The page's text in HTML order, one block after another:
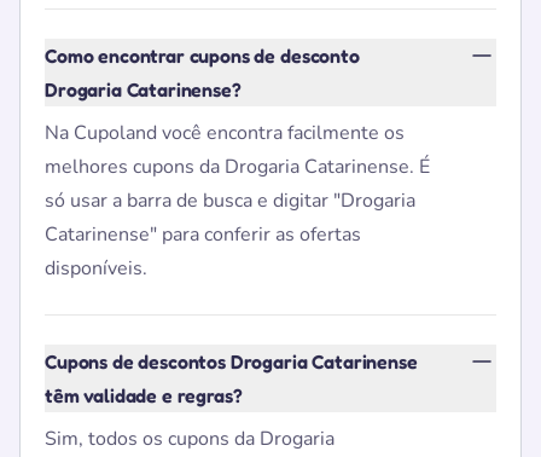
Como encontrar cupons de desconto
Drogaria Catarinense?
Na Cupoland você encontra facilmente os
melhores cupons da Drogaria Catarinense. É
só usar a barra de busca e digitar "Drogaria
Catarinense" para conferir as ofertas
disponíveis.
Cupons de descontos Drogaria Catarinense
têm validade e regras?
Sim, todos os cupons da Drogaria